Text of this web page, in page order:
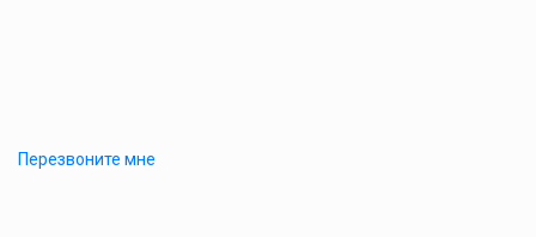
Перезвоните мне